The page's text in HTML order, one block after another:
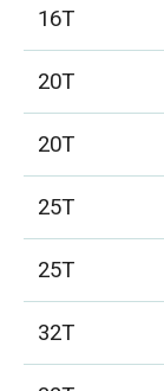
16T
20T
20T
25T
25T
32T